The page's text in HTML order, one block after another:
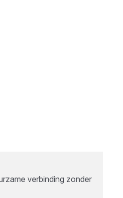
verbinding zonder